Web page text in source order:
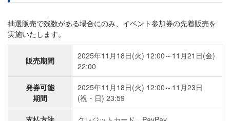
抽選販売で残数がある場合にのみ、イベント参加券の先着販売を
実施いたします。
販売期間
2025年11月18日(火) 12:00～11月21日(金)
22:00
発券可能
期間
2025年11月18日(火) 12:00～11月23日
(祝・日) 23:59